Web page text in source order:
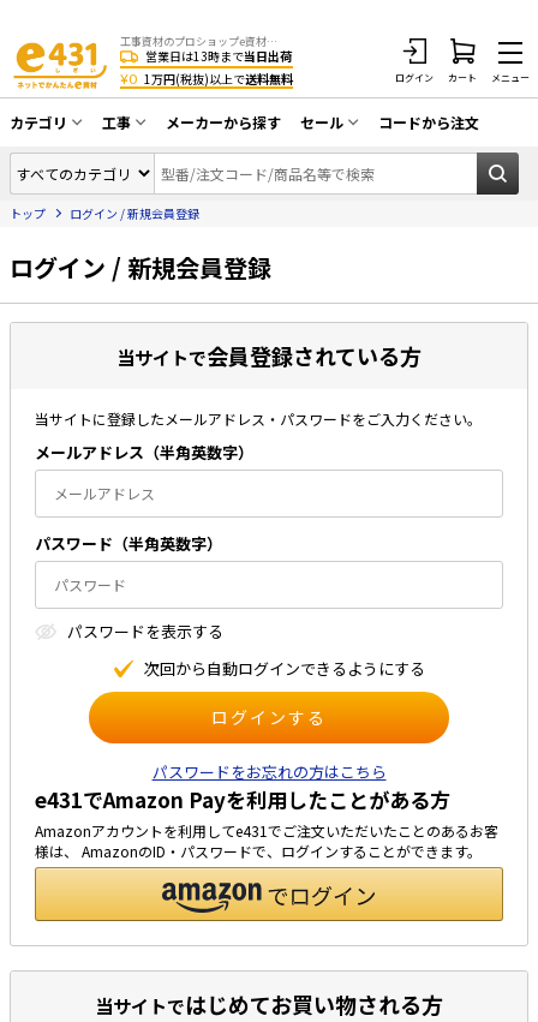
工事資材のプロショップe資材 CATV・アンテナ・防犯・光・LAN・電気・空調工事など
営業日は13時まで当日出荷
¥0 1万円(税抜)以上で送料無料 ログイン カート メニュー
カテゴリ
同軸ケーブル／テレビ用接栓／関連工具
アンテナ・取付金具・ブースター／CATV
配線補助具（モール・結束バンド・テー
プ類 他）
HDMIケーブル・周辺機器／RCAケーブル
光ファイバー・融着接続機関連
LANケーブル・コネクタ・関連資材/機器
ネットワーク機器
エアコン・換気扇・空調資材
太陽光発電ケーブル・コネクタ・関連資
材/機器
電源ケーブル／コネクタ／分電盤／ブレ
照明・照明器具
電源タップ・延長コード
スイッチ・コンセント（配線器具）
PF管/FEP管/CD管/情報線保護管
ボックス・ビニル電線管付属品・引き込
工具関連
工事
CATV・アンテナ工事
光工事・FTTH工事
エアコン・換気扇工事
防犯カメラ工事
LAN配線工事
電気配管工事
メーカーから探す セール
在庫一掃セール
コードから注文
トップ ログイン / 新規会員登録
ログイン / 新規会員登録
当サイトで会員登録されている方
当サイトに登録したメールアドレス・パスワードをご入力ください。
メールアドレス（半⾓英数字）
パスワード（半⾓英数字）
パスワードを表⽰する
次回から⾃動ログインできるようにする
パスワードをお忘れの方はこちら
e431でAmazon Payを利用したことがある方
Amazonアカウントを利用してe431でご注文いただいたことのあるお客
様は、 AmazonのID・パスワードで、ログインすることができます。
当サイトではじめてお買い物される方